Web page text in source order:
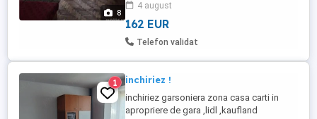
8
4 august
162 EUR
Telefon validat
1 inchiriez !
inchiriez garsoniera zona casa carti in
apropriere de gara ,lidl ,kaufland